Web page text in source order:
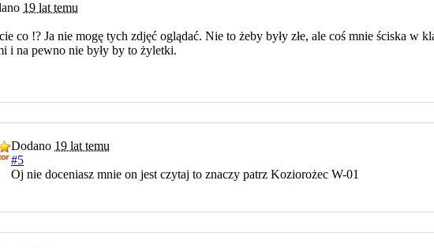
19 lat temu
co !? Ja nie mogę tych zdjęć oglądać. Nie to żeby były złe, ale coś mnie ściska w
i na pewno nie były by to żyletki.
Dodano 19 lat temu
#5
Oj nie doceniasz mnie on jest czytaj to znaczy patrz Koziorożec W-01